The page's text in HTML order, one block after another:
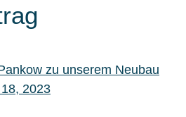
zu unserem Neubau
2023